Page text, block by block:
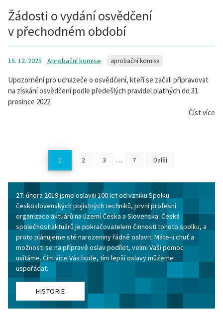
Žádosti o vydání osvědčení
v přechodném období
15. 12. 2025 Aprobační komise aprobační komise
Upozornění pro uchazeče o osvědčení, kteří se začali připravovat
na získání osvědčení podle předešlých pravidel platných do 31.
prosince 2022.
Číst více
1 2 3 … 7 Další
27. února 2019 jsme oslavili 100 let od vzniku Spolku
československých pojistných techniků, první profesní
organizace aktuárů na území Česka a Slovenska. Česká
společnost aktuárů je pokračovatelem činnosti tohoto spolku, a
proto plánujeme sté narozeniny řádně oslavit. Máte-li chuť a
možnosti se na přípravě oslav podílet, velmi Vaši pomoc
uvítáme. Čím více Vás bude, tím lepší oslavy můžeme
uspořádat.
HISTORIE